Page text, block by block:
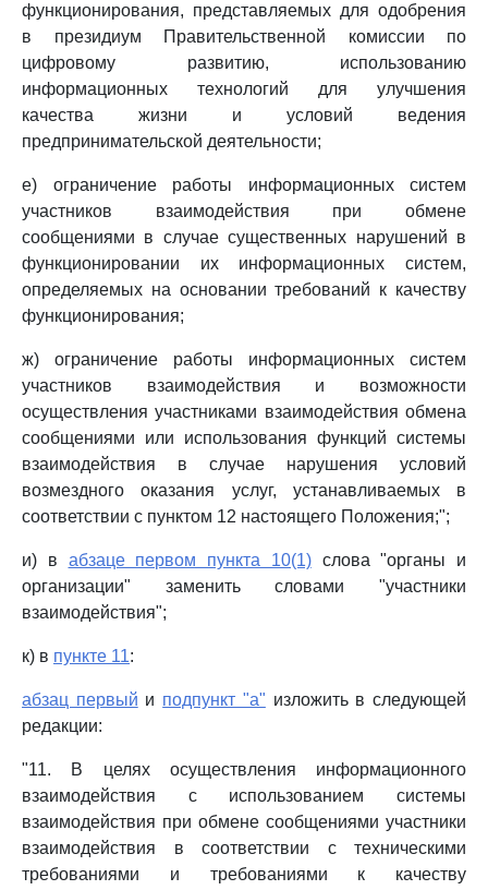
функционирования, представляемых для одобрения
в президиум Правительственной комиссии по
цифровому развитию, использованию
информационных технологий для улучшения
качества жизни и условий ведения
предпринимательской деятельности;
е) ограничение работы информационных систем
участников взаимодействия при обмене
сообщениями в случае существенных нарушений в
функционировании их информационных систем,
определяемых на основании требований к качеству
функционирования;
ж) ограничение работы информационных систем
участников взаимодействия и возможности
осуществления участниками взаимодействия обмена
сообщениями или использования функций системы
взаимодействия в случае нарушения условий
возмездного оказания услуг, устанавливаемых в
соответствии с пунктом 12 настоящего Положения;";
и) в абзаце первом пункта 10(1)слова "органы и
организации" заменить словами "участники
взаимодействия";
к) в пункте 11:
абзац первый и подпункт "а" изложить в следующей
редакции:
"11. В целях осуществления информационного
взаимодействия с использованием системы
взаимодействия при обмене сообщениями участники
взаимодействия в соответствии с техническими
требованиями и требованиями к качеству